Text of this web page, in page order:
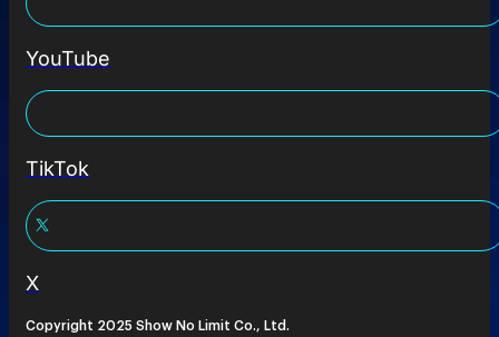
YouTube
TikTok
X
Copyright 2025 Show No Limit Co., Ltd.